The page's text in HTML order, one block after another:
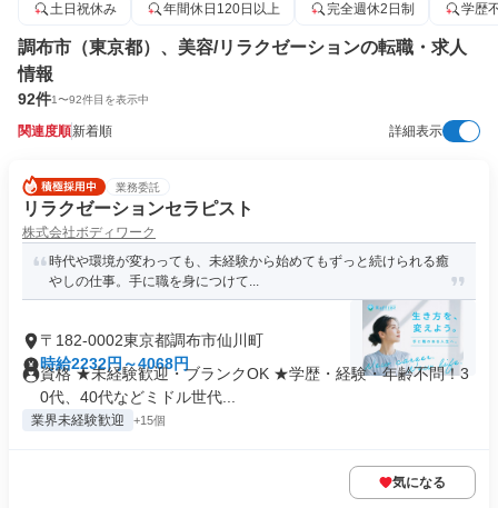
土日祝休み
年間休日120日以上 完全週休2日制 学歴
調布市（東京都）、美容/リラクゼーションの転職・求人
情報
92件1〜92件目を表示中
関連度順新着順 詳細表示
業務委託
リラクゼーションセラピスト
株式会社ボディワーク
時代や環境が変わっても、未経験から始めてもずっと続けられる癒
やしの仕事。手に職を身につけて...
〒182-0002東京都調布市仙川町
時給2232円～4068円
資格 ★未経験歓迎・ブランクOK ★学歴・経験・年齢不問！3
0代、40代などミドル世代...
業界未経験歓迎 +15個
気になる